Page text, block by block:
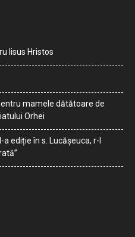
Iisus Hristos
mamele dătătoare de
Orhei
ediție în s. Lucășeuca, r-l